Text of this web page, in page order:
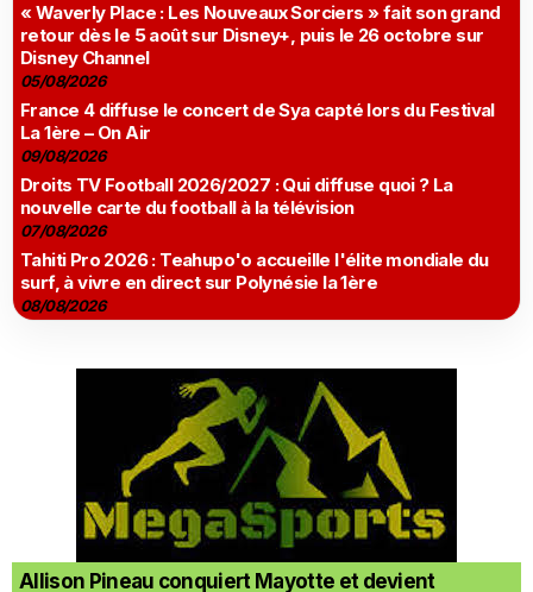
« Waverly Place : Les Nouveaux Sorciers » fait son grand
retour dès le 5 août sur Disney+, puis le 26 octobre sur
Disney Channel
05/08/2026
France 4 diffuse le concert de Sya capté lors du Festival
La 1ère – On Air
09/08/2026
Droits TV Football 2026/2027 : Qui diffuse quoi ? La
nouvelle carte du football à la télévision
07/08/2026
Tahiti Pro 2026 : Teahupo'o accueille l'élite mondiale du
surf, à vivre en direct sur Polynésie la 1ère
08/08/2026
Allison Pineau conquiert Mayotte et devient